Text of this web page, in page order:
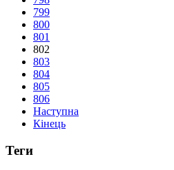
799
800
801
802
803
804
805
806
Наступна
Кінець
Теги